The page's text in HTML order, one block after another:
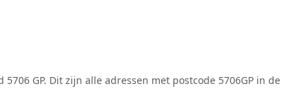
GP. Dit zijn alle adressen met postcode 5706GP in de